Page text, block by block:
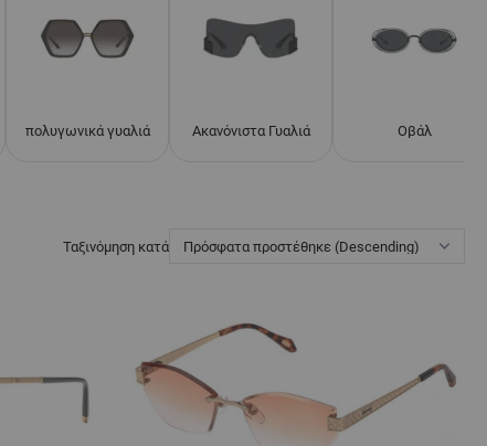
πολυγωνικά γυαλιά Ακανόνιστα Γυαλιά Οβάλ
Ταξινόμηση κατά